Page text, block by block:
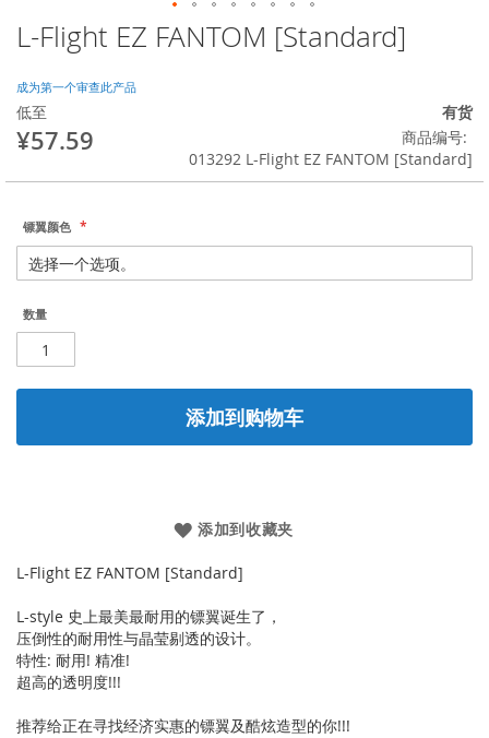
L-Flight EZ FANTOM [Standard]
成为第一个审查此产品
低至
¥57.59
有货
商品编号
013292 L-Flight EZ FANTOM [Standard]
镖翼颜色
数量
添加到购物车
添加到收藏夹
L-Flight EZ FANTOM [Standard]
L-style 史上最美最耐用的镖翼诞生了，
压倒性的耐用性与晶莹剔透的设计。
特性: 耐用! 精准!
超高的透明度!!!
推荐给正在寻找经济实惠的镖翼及酷炫造型的你!!!
跳
转
图
像
库
开